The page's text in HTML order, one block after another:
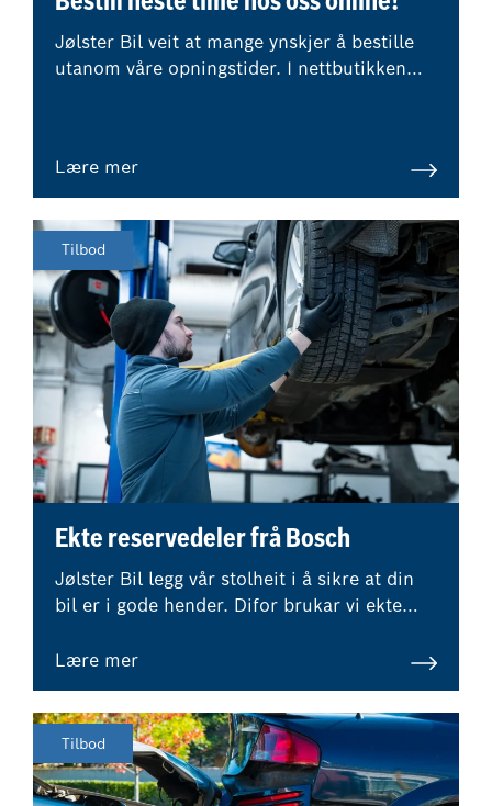
Jølster Bil veit at mange ynskjer å bestille
utanom våre opningstider. I nettbutikken
Lære mer
Tilbod
Ekte reservedeler frå Bosch
Jølster Bil legg vår stolheit i å sikre at din
bil er i gode hender. Difor brukar vi ekte
kvalitet, for å hjelpe til å oppretthalde
verdien av din bil.
Lære mer
Tilbod